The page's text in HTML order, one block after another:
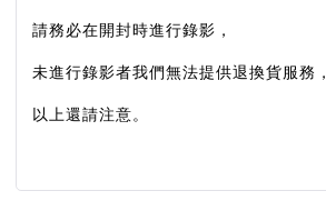
請務必在開封時進行錄影，
未進行錄影者我們無法提供退換貨服務，
以上還請注意。